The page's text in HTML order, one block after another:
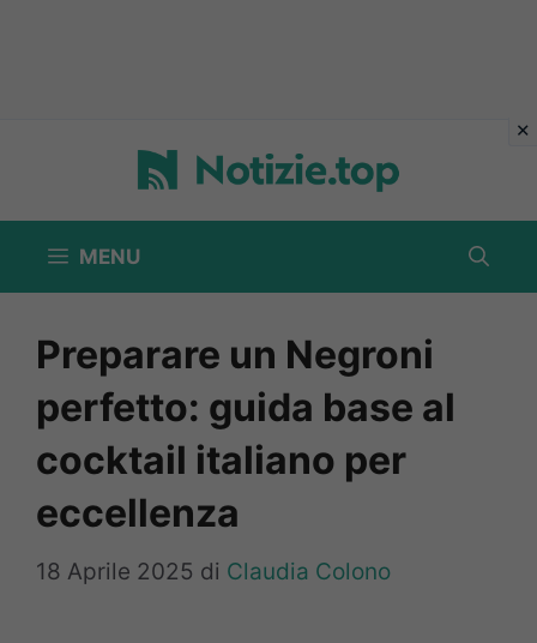
contenuto
MENU
Preparare un Negroni
perfetto: guida base al
cocktail italiano per
eccellenza
18 Aprile 2025 di Claudia Colono